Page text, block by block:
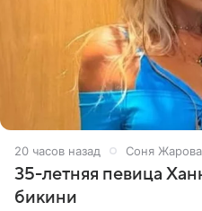
20 часов назад Соня Жарова
35-летняя певица
бикини